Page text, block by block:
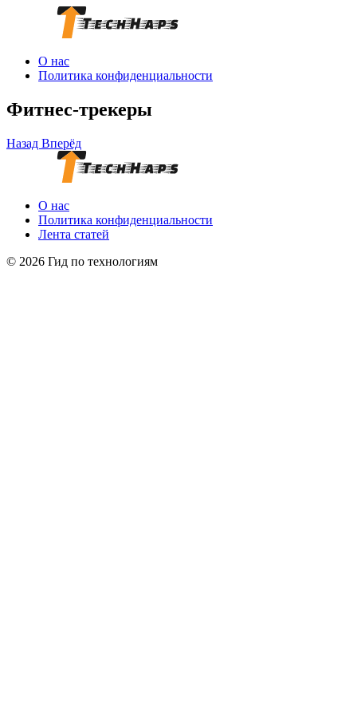
О нас
Политика конфиденциальности
Фитнес-трекеры
Назад Вперёд
О нас
Политика конфиденциальности
Лента статей
© 2026 Гид по технологиям